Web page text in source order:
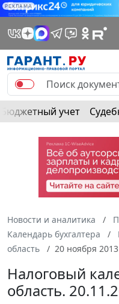
РЕКЛАМА
Бюджетный учет
Новости и аналитика
Календарь бухгалтера
область
20 ноября 2013
Налоговый
область.